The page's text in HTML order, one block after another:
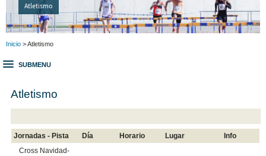
Atletismo
Inicio > Atletismo
SUBMENU
Atletismo
Jornadas - Pista Día Horario Lugar
Info
Cross Navidad-